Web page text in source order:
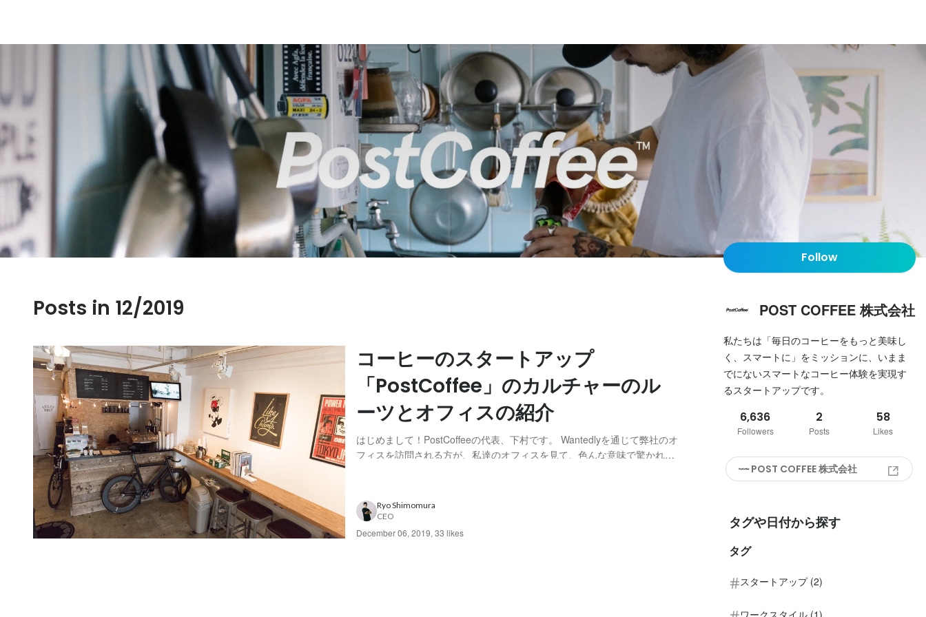
Posts in 12/2019
コーヒーのスタートアップ
「PostCoffee」のカルチャーのル
ーツとオフィスの紹介
はじめまして！PostCoffeeの代表、下村です。 Wantedlyを通じて弊社のオ
フィスを訪問される方が、私達のオフィスを見て、色んな意味で驚かれる
とオフィスについて紹介させて...
Ryo Shimomura
CEO
December 06, 2019, 33 likes
Follow
POST COFFEE 株式会社
私たちは「毎日のコーヒーをもっと美味し
く、スマートに」をミッションに、いまま
でにないスマートなコーヒー体験を実現す
るスタートアップです。
6,636
Followers
2
Posts
58
Likes
POST COFFEE 株式会社
タグや日付から探す
タグ
スタートアップ (2)
ワークスタイル (1)